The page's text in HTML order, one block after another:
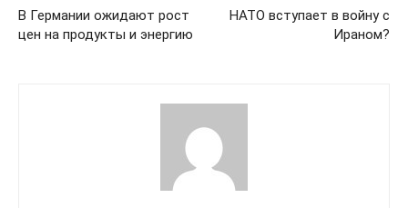
В Германии ожидают рост
цен на продукты и энергию
НАТО вступает в войну с
Ираном?